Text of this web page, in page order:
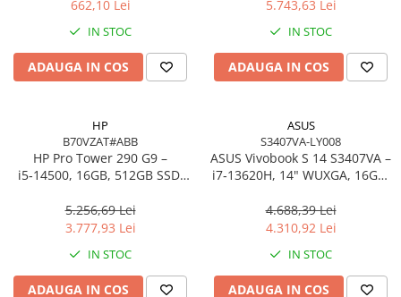
662,10 Lei
IN STOC
ADAUGA IN COS
5.743,63 Lei
IN STOC
ADAUGA IN COS
HP
B70VZAT#ABB
HP Pro Tower 290 G9 –
i5‑14500, 16GB, 512GB SSD,
Pro
5.256,69 Lei
3.777,93 Lei
IN STOC
ADAUGA IN COS
ASUS
S3407VA-LY008
ASUS Vivobook S 14 S3407VA –
i7‑13620H, 14" WUXGA, 16GB,
4.688,39 Lei
4.310,92 Lei
IN STOC
ADAUGA IN COS